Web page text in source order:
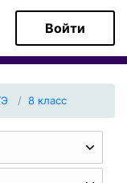
Войти
8 класс